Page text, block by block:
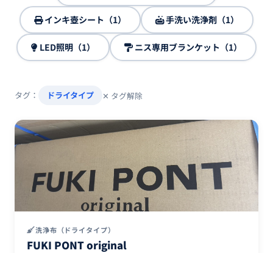
インキ壺シート（1） 手洗い洗浄剤（1）
LED照明（1） ニス専用ブランケット（1）
タグ： ドライタイプ ✕ タグ解除
洗浄布（ドライタイプ）
FUKI PONT original